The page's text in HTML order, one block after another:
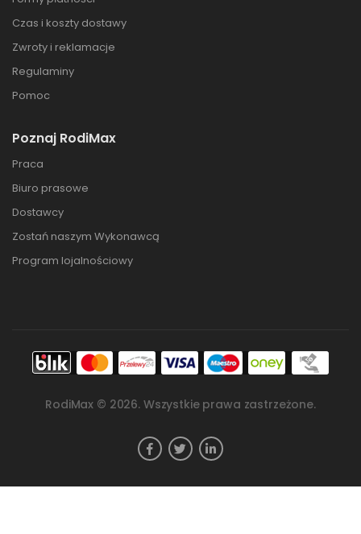
Czas i koszty dostawy
Zwroty i reklamacje
Regulaminy
Pomoc
Poznaj RodiMax
Praca
Biuro prasowe
Dostawcy
Zostań naszym Wykonawcą
Program lojalnościowy
RodiMax © 2026. Wszystkie prawa zastrzeżone.